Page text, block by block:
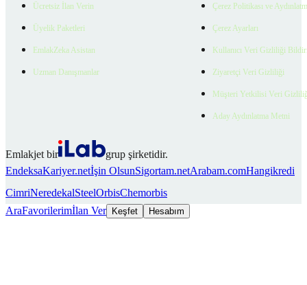
Ücretsiz İlan Verin
Üyelik Paketleri
EmlakZeka Asistan
Uzman Danışmanlar
Çerez Politikası ve
Çerez Ayarları
Kullanıcı Veri Gizliliği
Ziyaretçi Veri Gizliliği
Müşteri Yetkilisi Veri
Aday Aydınlatma Metni
Emlakjet bir
grup şirketidir.
EndeksaKariyer.netİşin OlsunSigortam.netArabam.comHangikredi
CimriNeredekalSteelOrbisChemorbis
AraFavorilerimİlan Ver Keşfet Hesabım